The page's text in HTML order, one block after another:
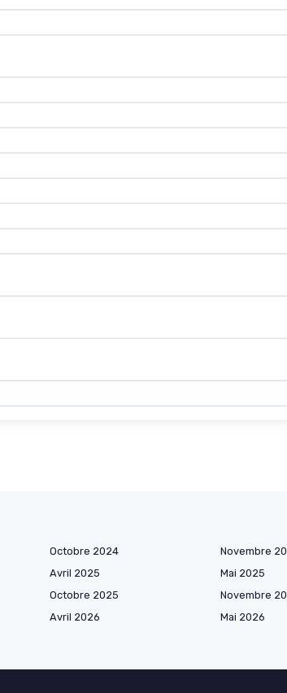
Octobre 2024
Novembre
Avril 2025
Mai 2025
Octobre 2025
Novembre
Avril 2026
Mai 2026